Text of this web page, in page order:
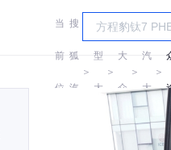
当
前
位
搜
狐
汽
＞
车
型
大
＞
大
众
＞
上
汽
大
众
＞